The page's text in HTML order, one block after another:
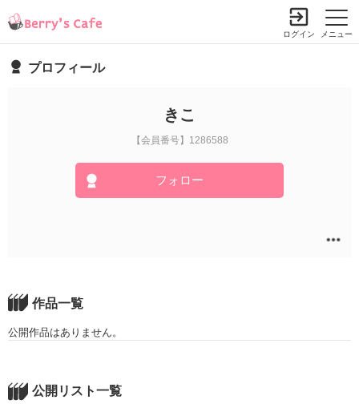
メニュー
ログイン
プロフィール
きこ
【会員番号】1286588
フォロー
作品一覧
公開作品はありません。
公開リスト一覧